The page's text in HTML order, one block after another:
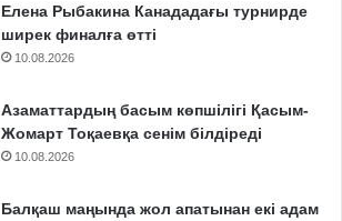
Елена Рыбакина Канададағы турнирде
ширек финалға өтті
10.08.2026
Азаматтардың басым көпшілігі Қасым-
Жомарт Тоқаевқа сенім білдіреді
10.08.2026
Балқаш маңында жол апатынан екі адам